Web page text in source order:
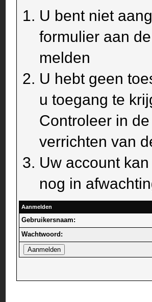
U bent niet
formulier aan
melden
U hebt geen
u toegang te
Controleer in
verrichten van
Uw account
nog in
Aanmelden
Gebruikersnaam:
Wachtwoord: